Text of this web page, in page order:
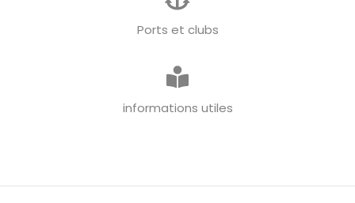
Ports et clubs
informations utiles